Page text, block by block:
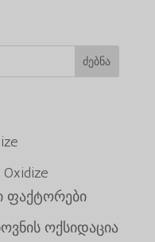
ძებნა
ფაქტორები
ოქსიდაცია